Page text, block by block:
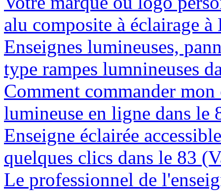
alu composite à éclairage
Enseignes lumineuses,
type rampes lumnineuses
Comment commander
lumineuse en ligne dans le
Enseigne éclairée
quelques clics dans le 83
Le professionnel de